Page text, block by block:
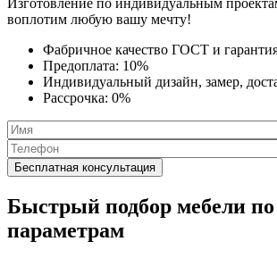
воплотим любую вашу мечту!
Фабричное качество ГОСТ и
Предоплата: 10%
Индивидуальный дизайн, замер,
Рассрочка: 0%
Быстрый подбор мебели по
параметрам